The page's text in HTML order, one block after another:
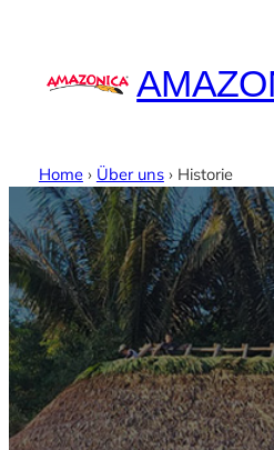
springen
Home › Über uns ›Historie